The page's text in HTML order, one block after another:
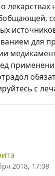
для
с
2018, 17:08